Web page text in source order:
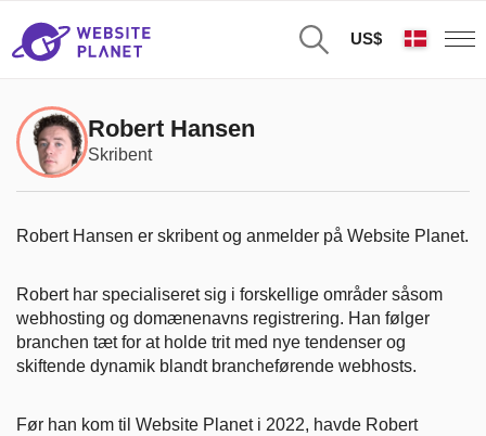
US$
Robert Hansen
Skribent
Robert Hansen er skribent og anmelder på Website Planet.
Robert har specialiseret sig i forskellige områder såsom
webhosting og domænenavns registrering. Han følger
branchen tæt for at holde trit med nye tendenser og
skiftende dynamik blandt brancheførende webhosts.
Før han kom til Website Planet i 2022, havde Robert